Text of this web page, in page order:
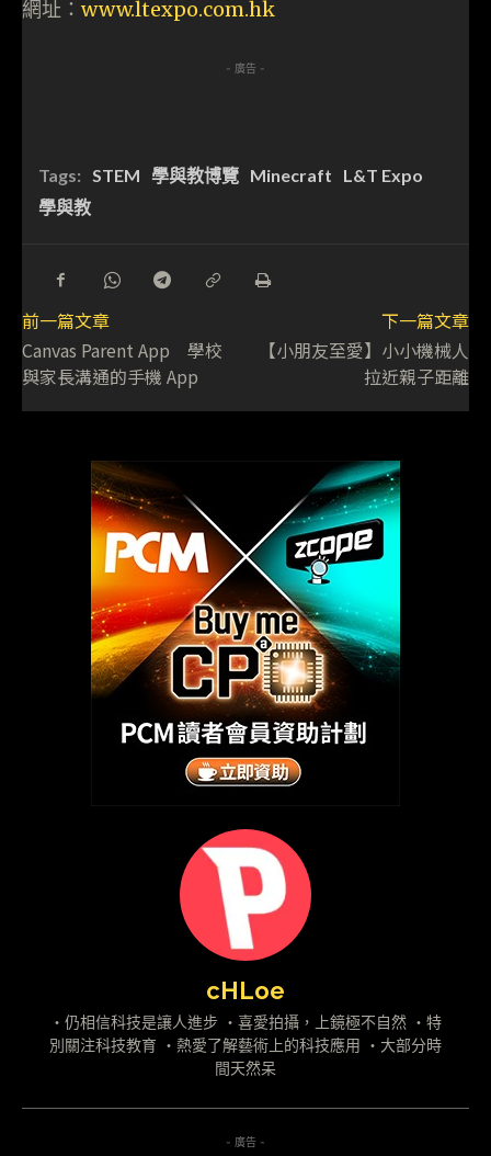
網址： www.ltexpo.com.hk
- 廣告 -
Tags: STEM 學與教博覽 Minecraft
L&T Expo
學與教
前一篇文章
Canvas Parent App 學校
與家長溝通的手機 App
下一篇文章
【小朋友至愛】小小機械人
拉近親子距離
cHLoe
・仍相信科技是讓人進步 ・喜愛拍攝，上鏡極不自然 ・特
別關注科技教育 ・熱愛了解藝術上的科技應用 ・大部分時
間天然呆
- 廣告 -